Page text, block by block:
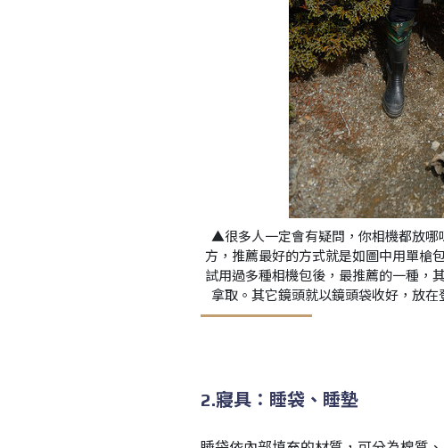
▲很多人一定會有疑問，你相機都放哪
方，推薦最好的方式就是如圖中用單槍
試用過多種相機包後，最推薦的一種，
拿取。其它鏡頭就以鏡頭袋收好，放
2.寢具：睡袋、睡墊